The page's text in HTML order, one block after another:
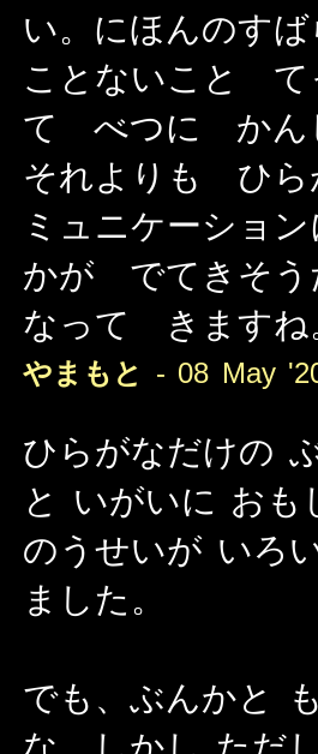
い。にほんのす
ことないこと て
て べつに かん
それよりも ひ
ミュニケーショ
かが でてきそ
なって きますね
やまもと - 08 May
ひらがなだけの
と いがいに おも
のうせいが いろ
ました。
でも、ぶんかと